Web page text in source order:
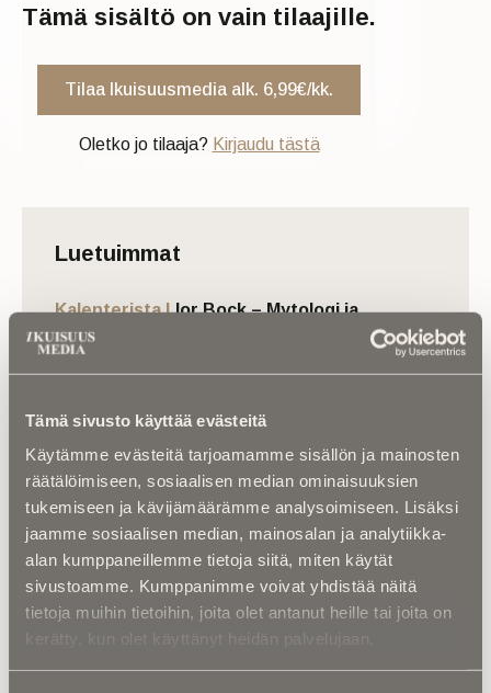
Tämä sivusto käyttää evästeitä
Käytämme evästeitä tarjoamamme sisällön ja mainosten
räätälöimiseen, sosiaalisen median ominaisuuksien
tukemiseen ja kävijämäärämme analysoimiseen. Lisäksi
jaamme sosiaalisen median, mainosalan ja analytiikka-
alan kumppaneillemme tietoja siitä, miten käytät
sivustoamme. Kumppanimme voivat yhdistää näitä
tietoja muihin tietoihin, joita olet antanut heille tai joita on
kerätty, kun olet käyttänyt heidän palvelujaan.
Tämä sisältö on vain tilaajille.
Tilaa Ikuisuusmedia alk. 6,99€/kk.
Oletko jo tilaaja? Kirjaudu tästä
Luetuimmat
Kalenterista | Ior Bock – Mytologi ja
tarinankertoja kuoli väkivaltaisesti
hiihtovaelluksella Lapissa
Kalenterista | Jarno Saarinen muistetaan –
Paronin tie ei päättynyt Monzaan
Kuolema koskettaa | RebelWerksin Aatu
Turpeinen rakentaa romuista muistoja –
“Mulla on ihan kiire elää”
Ukrainassa – ”Uuden ajan suomalainen